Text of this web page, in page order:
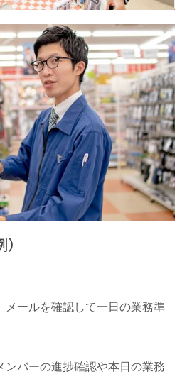
ールを確認して一日の業務準
バーの進捗確認や本日の業務